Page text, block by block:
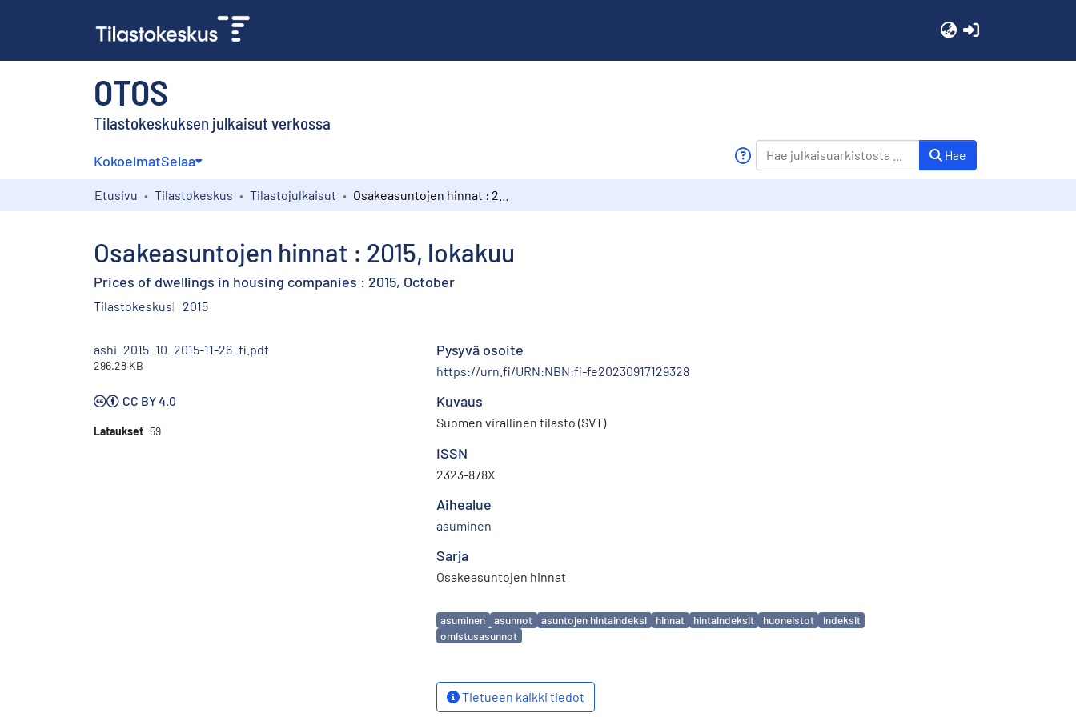
OTOS
Tilastokeskuksen julkaisut verkossa
KokoelmatSelaa Hae
Etusivu Tilastokeskus Tilastojulkaisut
Osakeasuntojen hinnat : 2015, lokakuu
Prices of dwellings in housing companies : 2015, October
Tilastokeskus 2015
ashi_2015_10_2015-11-26_fi.pdf
296.28 KB
CC BY 4.0
Lataukset 59
Pysyvä osoite
https://urn.fi/URN:NBN:fi-fe20230917129328
Kuvaus
Suomen virallinen tilasto (SVT)
ISSN
2323-878X
Aihealue
asuminen
Sarja
Osakeasuntojen hinnat
Avainsanat
asuminen asunnot asuntojen hintaindeksi hinnat hintaindeksit huoneistot
indeksit
omistusasunnot
Tietueen kaikki tiedot